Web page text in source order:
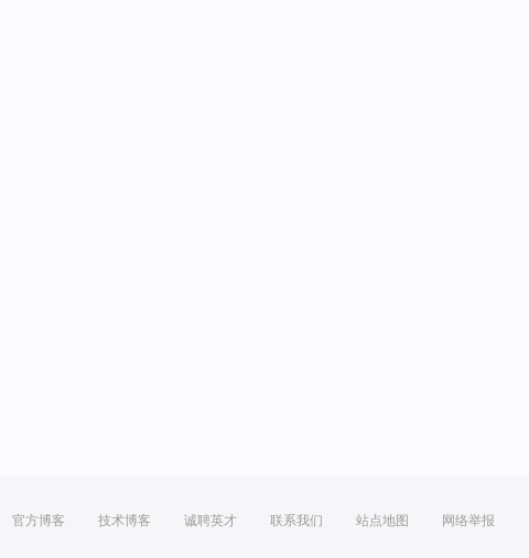
官方博客 技术博客 诚聘英才 联系我们 站点地图 网络举报